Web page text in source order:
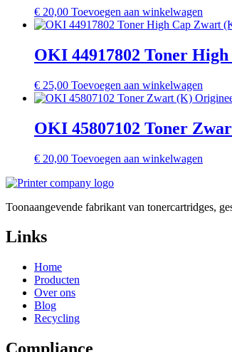
€ 20,00 Toevoegen aan winkelwagen
OKI 44917802 Toner
€ 25,00 Toevoegen aan winkelwagen
OKI 45807102 Toner
€ 20,00 Toevoegen aan winkelwagen
Toonaangevende fabrikant van tonercartridges,
Links
Home
Producten
Over ons
Blog
Recycling